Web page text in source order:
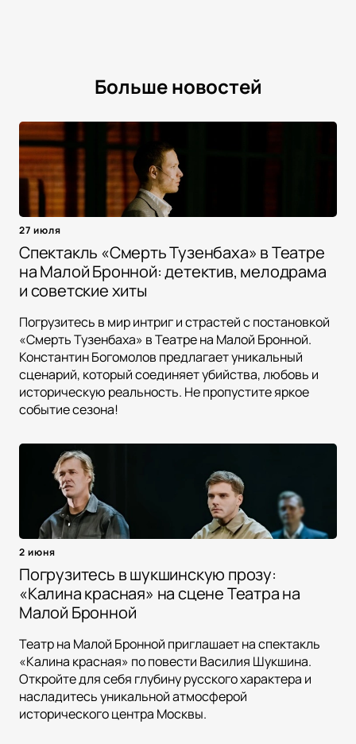
Больше новостей
27 июля
Спектакль «Смерть Тузенбаха» в Театре
на Малой Бронной: детектив, мелодрама
и советские хиты
Погрузитесь в мир интриг и страстей с постановкой
«Смерть Тузенбаха» в Театре на Малой Бронной.
Константин Богомолов предлагает уникальный
сценарий, который соединяет убийства, любовь и
историческую реальность. Не пропустите яркое
событие сезона!
2 июня
Погрузитесь в шукшинскую прозу:
«Калина красная» на сцене Театра на
Малой Бронной
Театр на Малой Бронной приглашает на спектакль
«Калина красная» по повести Василия Шукшина.
Откройте для себя глубину русского характера и
насладитесь уникальной атмосферой
исторического центра Москвы.